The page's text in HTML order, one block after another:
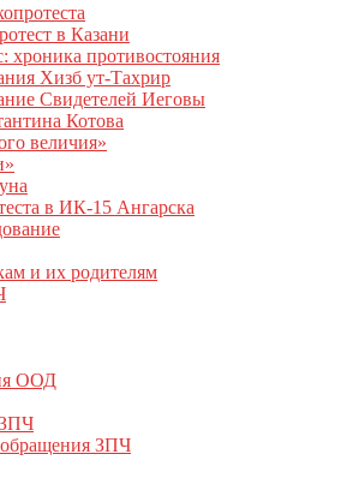
в Казани
хроника противостояния
Хизб ут-Тахрир
Свидетелей Иеговы
Котова
величия»
в ИК-15 Ангарска
и их родителям
ООД
ЗПЧ
ЗПЧ